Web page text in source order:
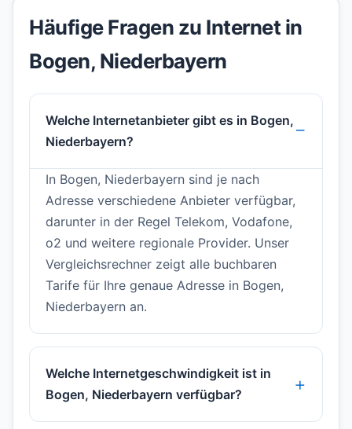
Häufige Fragen zu Internet in
Bogen, Niederbayern
Welche Internetanbieter gibt es in Bogen,
Niederbayern?
In Bogen, Niederbayern sind je nach
Adresse verschiedene Anbieter verfügbar,
darunter in der Regel Telekom, Vodafone,
o2 und weitere regionale Provider. Unser
Vergleichsrechner zeigt alle buchbaren
Tarife für Ihre genaue Adresse in Bogen,
Niederbayern an.
Welche Internetgeschwindigkeit ist in
Bogen, Niederbayern verfügbar?